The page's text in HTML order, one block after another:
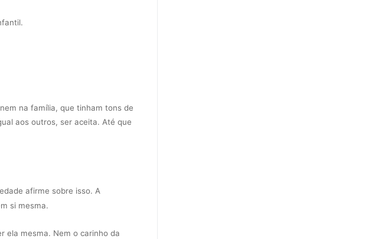
na família, que tinham tons de
aos outros, ser aceita. Até que
afirme sobre isso. A
si mesma.
ela mesma. Nem o carinho da